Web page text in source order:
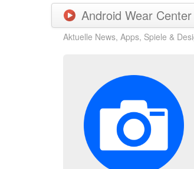
Android Wear Center
Aktuelle News, Apps, Spiele &